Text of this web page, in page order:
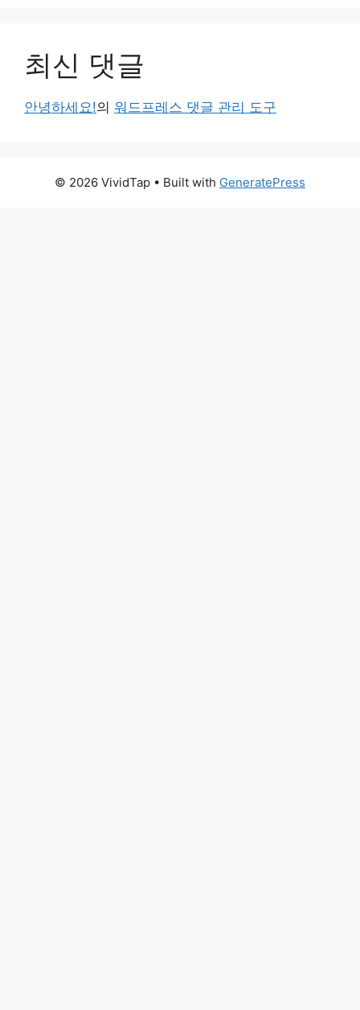
최신 댓글
안녕하세요!의 워드프레스 댓글 관리 도구
© 2026 VividTap • Built with GeneratePress